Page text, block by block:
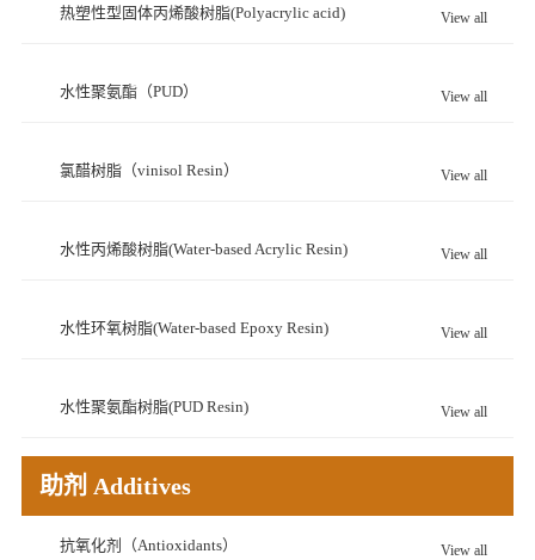
热塑性型固体丙烯酸树脂(Polyacrylic acid) View all
水性聚氨酯（PUD） View all
氯醋树脂（vinisol Resin） View all
水性丙烯酸树脂(Water-based Acrylic Resin) View all
水性环氧树脂(Water-based Epoxy Resin) View all
水性聚氨酯树脂(PUD Resin) View all
助剂 Additives
抗氧化剂（Antioxidants） View all